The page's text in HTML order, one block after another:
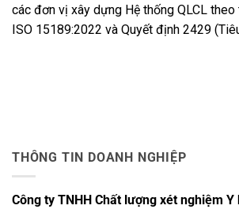
các đơn vị xây dựng Hệ thống QLCL
ISO 15189:2022 và Quyết định 2429
THÔNG TIN DOANH NGHIỆP
Công ty TNHH Chất lượng xét nghiệm Y